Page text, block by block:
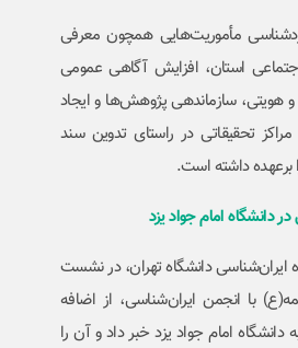
مأموریت‌هایی همچون معرفی
استان، افزایش آگاهی عمومی
هویتی، سازماندهی پژوهش‌ها و ایجاد
مراکز تحقیقاتی در راستای تدوین سند
برعهده داشته است.
دانشگاه امام جواد یزد
دانشگاه تهران، در نشست
با انجمن ایران‌شناسی، از اضافه
امام جواد یزد خبر داد و آن را